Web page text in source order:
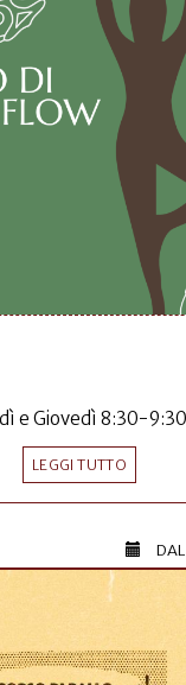
e Giovedì 8:30-9:30
LEGGI TUTTO
DAL